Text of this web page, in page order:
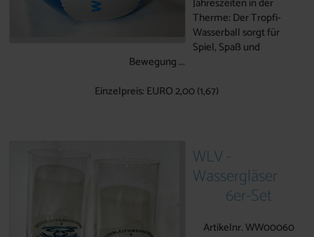
Therme: Der Tropfi-
Wasserball sorgt für
Spiel, Spaß und
Bewegung ...
Einzelpreis: EURO 2,00 (1,67)
WLV -
Wassergläser
6er-Set
Artikelnr. WW00060